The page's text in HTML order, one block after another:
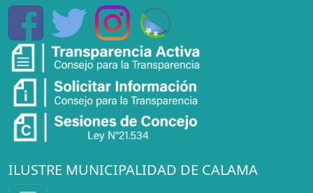
ILUSTRE MUNICIPALIDAD DE CALAMA